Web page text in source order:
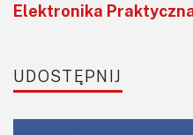
Elektronika
UDOSTĘPNIJ